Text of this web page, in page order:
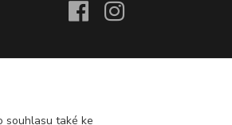
souhlasu také ke